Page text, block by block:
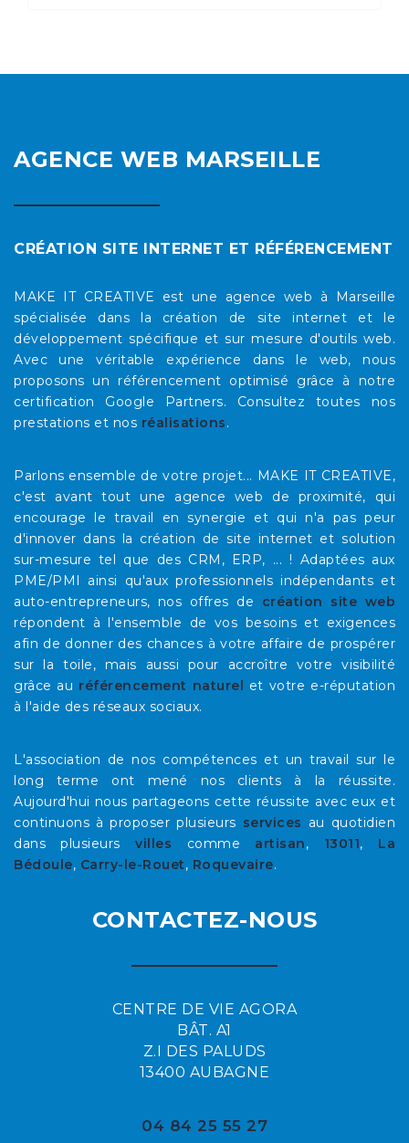
AGENCE WEB MARSEILLE
CRÉATION SITE INTERNET ET RÉFÉRENCEMENT
MAKE IT CREATIVE est une agence web à Marseille
spécialisée dans la création de site internet et le
développement spécifique et sur mesure d'outils web.
Avec une véritable expérience dans le web, nous
proposons un référencement optimisé grâce à notre
certification Google Partners. Consultez toutes nos
prestations et nos réalisations.
Parlons ensemble de votre projet... MAKE IT CREATIVE,
c'est avant tout une agence web de proximité, qui
encourage le travail en synergie et qui n'a pas peur
d'innover dans la création de site internet et solution
sur-mesure tel que des CRM, ERP, ... ! Adaptées aux
PME/PMI ainsi qu'aux professionnels indépendants et
auto-entrepreneurs, nos offres de création site web
répondent à l'ensemble de vos besoins et exigences
afin de donner des chances à votre affaire de prospérer
sur la toile, mais aussi pour accroître votre visibilité
grâce au référencement naturel et votre e-réputation
à l'aide des réseaux sociaux.
L'association de nos compétences et un travail sur le
long terme ont mené nos clients à la réussite.
Aujourd'hui nous partageons cette réussite avec eux et
continuons à proposer plusieurs services au quotidien
dans plusieursvilles comme artisan, 13011, La
Bédoule, Carry-le-Rouet, Roquevaire.
CONTACTEZ-NOUS
CENTRE DE VIE AGORA
BÂT. A1
Z.I DES PALUDS
13400 AUBAGNE
04 84 25 55 27